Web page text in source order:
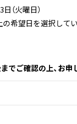
（火曜日）
望日を選択してい
でご確認の上、お申